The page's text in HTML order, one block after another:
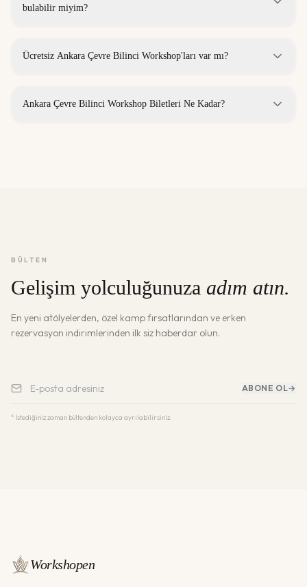
bulabilir miyim?
Ücretsiz Ankara Çevre Bilinci Workshop'ları var mı?
Ankara Çevre Bilinci Workshop Biletleri Ne Kadar?
BÜLTEN
Gelişim yolculuğunuza adım atın.
En yeni atölyelerden, özel kamp fırsatlarından ve erken
rezervasyon indirimlerinden ilk siz haberdar olun.
ABONE OL→
* İstediğiniz zaman bültenden kolayca ayrılabilirsiniz.
Workshopen